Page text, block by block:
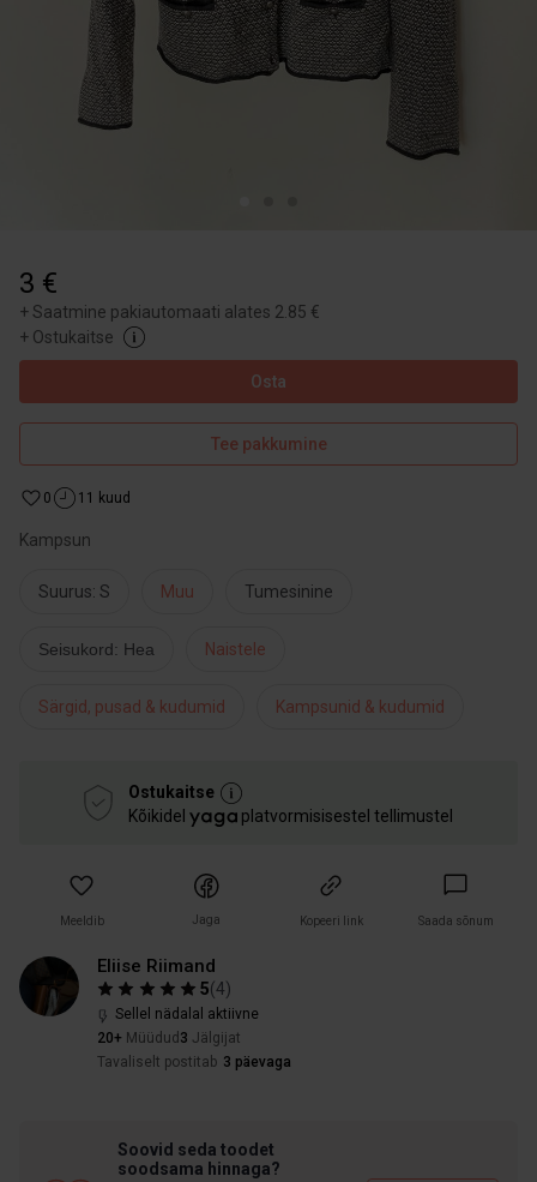
3 €
+Saatmine pakiautomaati alates 2.85 €
+ Ostukaitse
Osta
Tee pakkumine
0 11 kuud
Kampsun
Suurus: S Muu Tumesinine
Seisukord: Hea Naistele
Särgid, pusad & kudumid Kampsunid & kudumid
Ostukaitse
Kõikidel
platvormisisestel tellimustel
Meeldib Jaga Kopeeri link Saada sõnum
Eliise Riimand
5(4)
Sellel nädalal aktiivne
20+ Müüdud 3 Jälgijat
Tavaliselt postitab 3 päevaga
Soovid seda toodet
soodsama hinnaga?